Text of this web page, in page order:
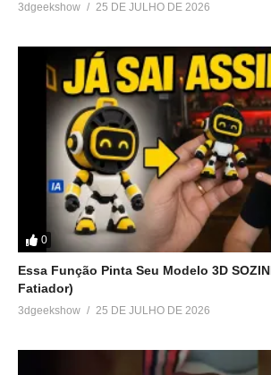
3dgeekshow 25 DE JULHO DE 2026
0
Essa Função Pinta Seu Modelo 3D
Fatiador)
3dgeekshow 25 DE JULHO DE 2026